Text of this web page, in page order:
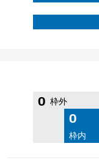
0 枠外
0
枠内